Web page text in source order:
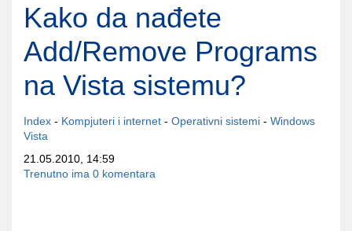
Kako da nađete
Add/Remove Programs
na Vista sistemu?
Index - Kompjuteri i internet - Operativni sistemi - Windows
Vista
21.05.2010, 14:59
Trenutno ima 0 komentara